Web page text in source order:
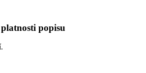
popisu